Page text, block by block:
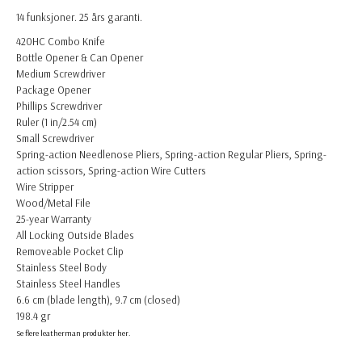
14 funksjoner. 25 års garanti.
420HC Combo Knife
Bottle Opener & Can Opener
Medium Screwdriver
Package Opener
Phillips Screwdriver
Ruler (1 in/2.54 cm)
Small Screwdriver
Spring-action Needlenose Pliers, Spring-action Regular Pliers, Spring-
action scissors, Spring-action Wire Cutters
Wire Stripper
Wood/Metal File
25-year Warranty
All Locking Outside Blades
Removeable Pocket Clip
Stainless Steel Body
Stainless Steel Handles
6.6 cm (blade length), 9.7 cm (closed)
198.4 gr
Se flere leatherman produkter her.